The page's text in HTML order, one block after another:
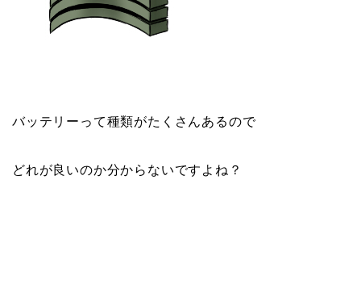
バッテリーって種類がたくさんあるので
どれが良いのか分からないですよね？